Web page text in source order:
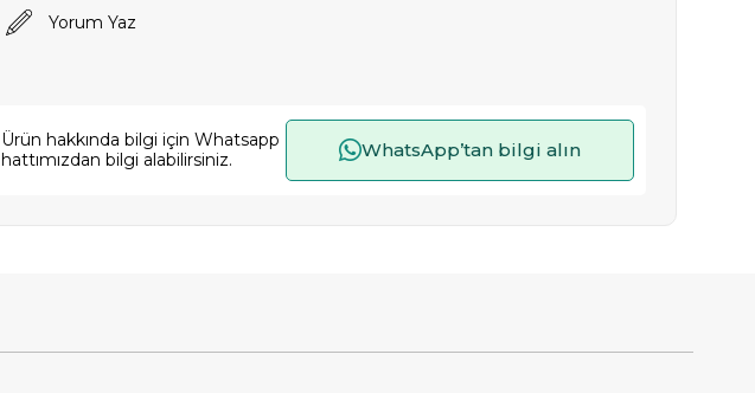
Yorum Yaz
Ürün hakkında bilgi için Whatsapp
hattımızdan bilgi alabilirsiniz.
WhatsApp’tan bilgi alın